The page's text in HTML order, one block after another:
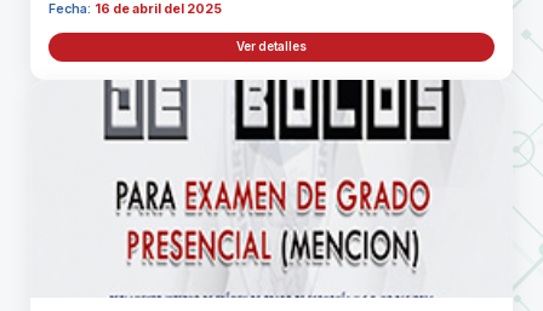
Fecha: 16 de abril del 2025
Ver detalles